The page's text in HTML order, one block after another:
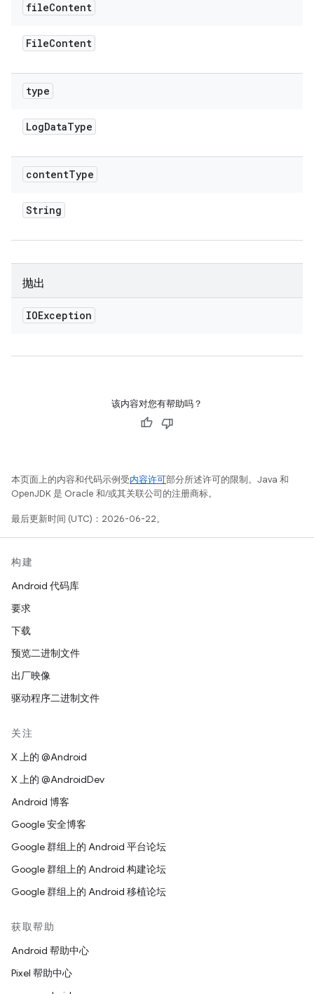
fileContent
FileContent
type
LogDataType
contentType
String
抛出
IOException
该内容对您有帮助吗？
本页面上的内容和代码示例受内容许可部分所述许可的限制。Java 和
OpenJDK 是 Oracle 和/或其关联公司的注册商标。
最后更新时间 (UTC)：2026-06-22。
构建
Android 代码库
要求
下载
预览二进制文件
出厂映像
驱动程序二进制文件
关注
X 上的 @Android
X 上的 @AndroidDev
Android 博客
Google 安全博客
Google 群组上的 Android 平台论坛
Google 群组上的 Android 构建论坛
Google 群组上的 Android 移植论坛
获取帮助
Android 帮助中心
Pixel 帮助中心